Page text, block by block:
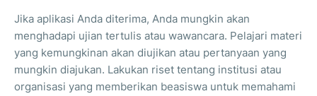
Jika aplikasi Anda diterima, Anda mungkin akan
menghadapi ujian tertulis atau wawancara. Pelajari materi
yang kemungkinan akan diujikan atau pertanyaan yang
mungkin diajukan. Lakukan riset tentang institusi atau
organisasi yang memberikan beasiswa untuk memahami